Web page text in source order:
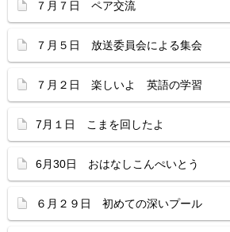
７月７日 ペア交流
７月５日 放送委員会による集会
７月２日 楽しいよ 英語の学習
7月１日 こまを回したよ
6月30日 おはなしこんぺいとう
６月２９日 初めての深いプール